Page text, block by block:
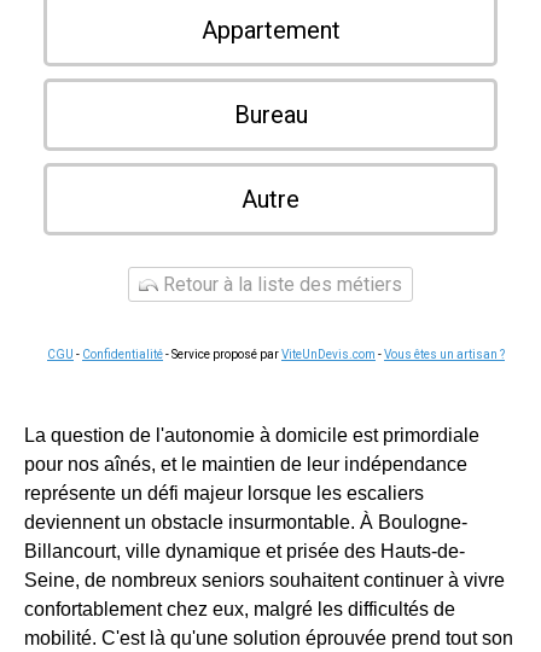
Appartement
Bureau
Autre
Retour à la liste des métiers
CGU - Confidentialité- Service proposé parViteUnDevis.com -Vous êtes un artisan ?
La question de l'autonomie à domicile est primordiale
pour nos aînés, et le maintien de leur indépendance
représente un défi majeur lorsque les escaliers
deviennent un obstacle insurmontable. À Boulogne-
Billancourt, ville dynamique et prisée des Hauts-de-
Seine, de nombreux seniors souhaitent continuer à vivre
confortablement chez eux, malgré les difficultés de
mobilité. C'est là qu'une solution éprouvée prend tout son